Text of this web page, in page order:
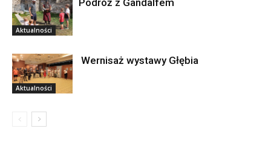
Aktualności
Aktualności
Aktualności
Wernisaż wystawy Głębia